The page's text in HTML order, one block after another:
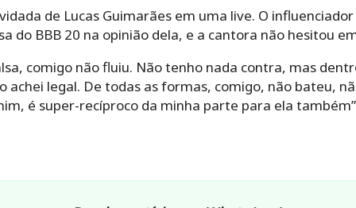
de Lucas Guimarães em uma live. O
do BBB 20 na opinião dela, e a cantora não hesitou
comigo não fluiu. Não tenho nada contra, mas
achei legal. De todas as formas, comigo, não bateu,
é super-recíproco da minha parte para ela